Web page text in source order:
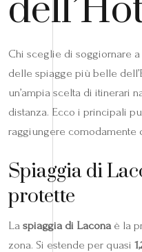
Chi sceglie di soggiornare
delle spiagge più belle
un’ampia scelta di itinerari
distanza. Ecco i principali
raggiungere comodamente
Spiaggia di
protette
La spiaggia di Laconaè la
zona. Si estende per quasi